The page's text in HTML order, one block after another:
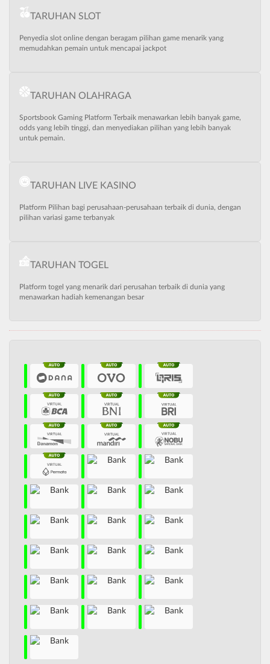
TARUHAN SLOT
Penyedia slot online dengan beragam pilihan game menarik yang
memudahkan pemain untuk mencapai jackpot
TARUHAN OLAHRAGA
Sportsbook Gaming Platform Terbaik menawarkan lebih banyak game,
odds yang lebih tinggi, dan menyediakan pilihan yang lebih banyak
untuk pemain.
TARUHAN LIVE KASINO
Platform Pilihan bagi perusahaan-perusahaan terbaik di dunia, dengan
pilihan variasi game terbanyak
TARUHAN TOGEL
Platform togel yang menarik dari perusahan terbaik di dunia yang
menawarkan hadiah kemenangan besar